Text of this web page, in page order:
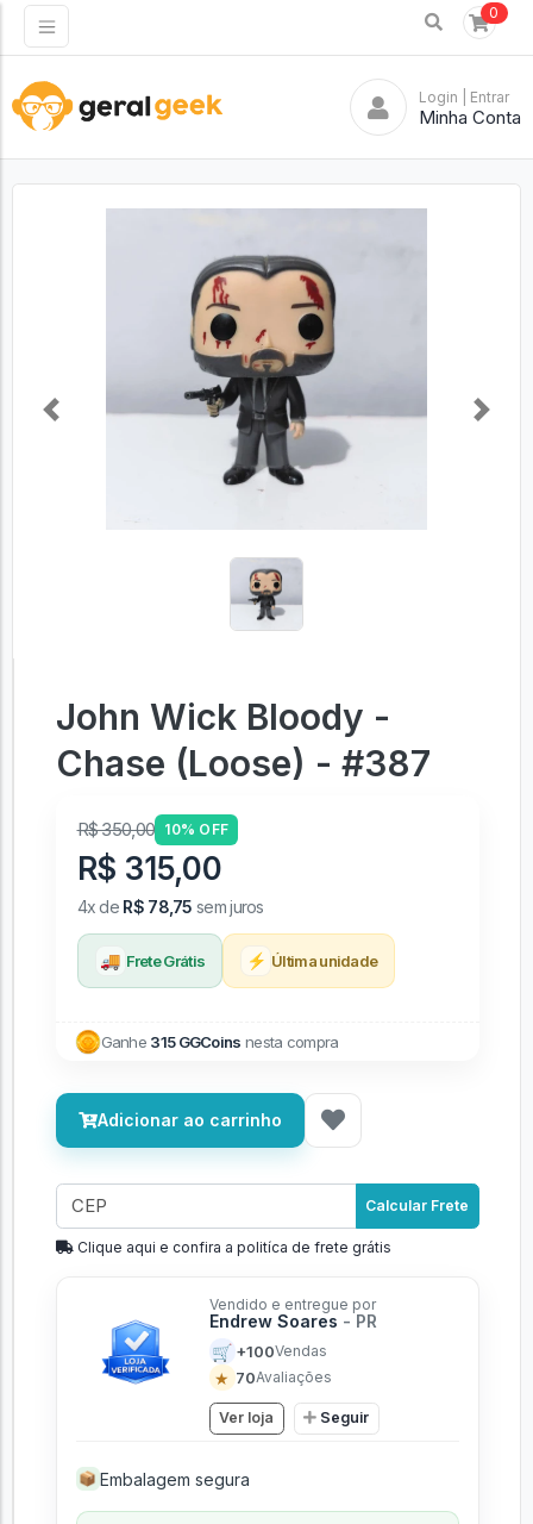
0
Login | Entrar
Minha Conta
Previous Next
John Wick Bloody -
Chase (Loose) - #387
R$ 350,00 10% OFF
R$ 315,00
4x de R$ 78,75 sem juros
🚚 Frete Grátis ⚡ Última unidade
Ganhe 315 GGCoins nesta compra
Adicionar ao carrinho
Calcular Frete
Clique aqui e confira a politíca de frete grátis
Vendido e entregue por
Endrew Soares - PR
🛒 +100Vendas
★ 70Avaliações
Ver loja Seguir
📦 Embalagem segura